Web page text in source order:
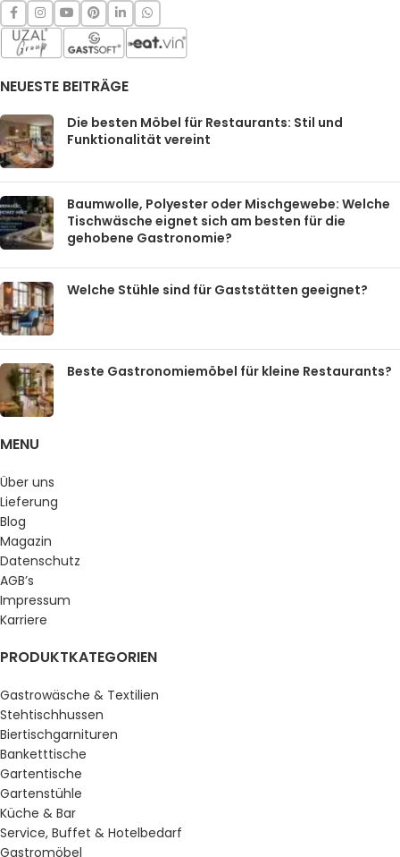
NEUESTE BEITRÄGE
Die besten Möbel für Restaurants: Stil und
Funktionalität vereint
Baumwolle, Polyester oder Mischgewebe: Welche
Tischwäsche eignet sich am besten für die
gehobene Gastronomie?
Welche Stühle sind für Gaststätten geeignet?
Beste Gastronomiemöbel für kleine Restaurants?
MENU
Über uns
Lieferung
Blog
Magazin
Datenschutz
AGB’s
Impressum
Karriere
PRODUKTKATEGORIEN
Gastrowäsche & Textilien
Stehtischhussen
Biertischgarnituren
Banketttische
Gartentische
Gartenstühle
Küche & Bar
Service, Buffet & Hotelbedarf
Gastromöbel